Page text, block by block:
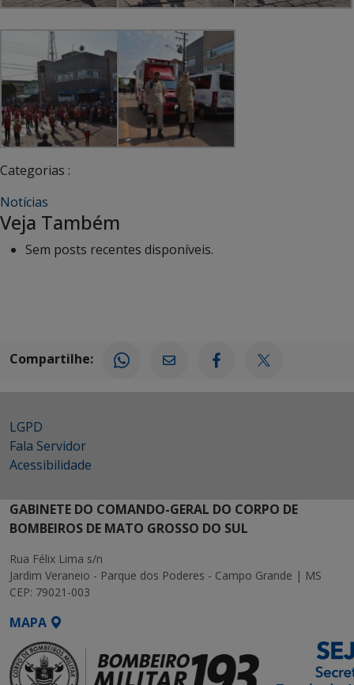
Categorias :
Notícias
Veja Também
Sem posts recentes disponíveis.
Compartilhe:
LGPD
Fala Servidor
Acessibilidade
GABINETE DO COMANDO-GERAL DO CORPO DE
BOMBEIROS DE MATO GROSSO DO SUL
Rua Félix Lima s/n
Jardim Veraneio - Parque dos Poderes - Campo Grande | MS
CEP: 79021-003
MAPA